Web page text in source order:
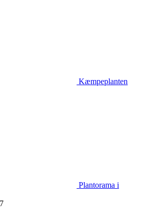
Kæmpeplanten
Plantorama i